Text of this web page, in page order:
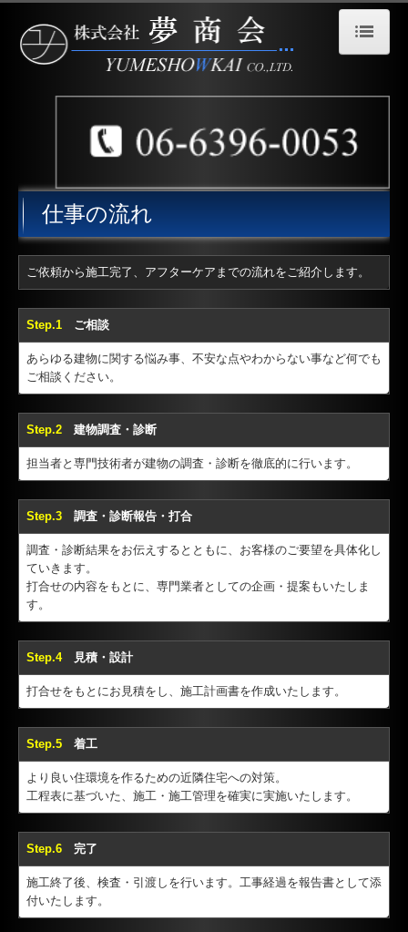
施工実績
採用情報
個人情報保護方針
お問い合わせ
仕事の流れ
ご依頼から施工完了、アフターケアまでの流れをご紹介します。
Step.1 ご相談
あらゆる建物に関する悩み事、不安な点やわからない事など何でも
ご相談ください。
Step.2 建物調査・診断
担当者と専門技術者が建物の調査・診断を徹底的に行います。
Step.3 調査・診断報告・打合
調査・診断結果をお伝えするとともに、お客様のご要望を具体化し
ていきます。
打合せの内容をもとに、専門業者としての企画・提案もいたしま
す。
Step.4見積・設計
打合せをもとにお見積をし、施工計画書を作成いたします。
Step.5 着工
より良い住環境を作るための近隣住宅への対策。
工程表に基づいた、施工・施工管理を確実に実施いたします。
Step.6 完了
施工終了後、検査・引渡しを行います。工事経過を報告書として添
付いたします。